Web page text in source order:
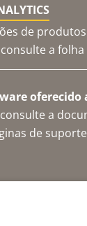
de
a folha
oferecido
a
de